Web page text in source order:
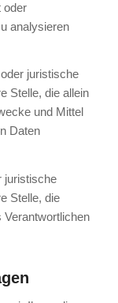
oder
analysieren
juristische
Stelle, die allein
und Mittel
Daten
juristische
Stelle, die
Verantwortlichen